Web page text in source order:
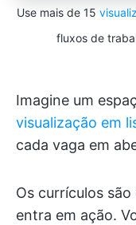
Use mais de 15
fluxos de
Imagine um
visualização em
cada vaga em
Os currículos
entra em ação.